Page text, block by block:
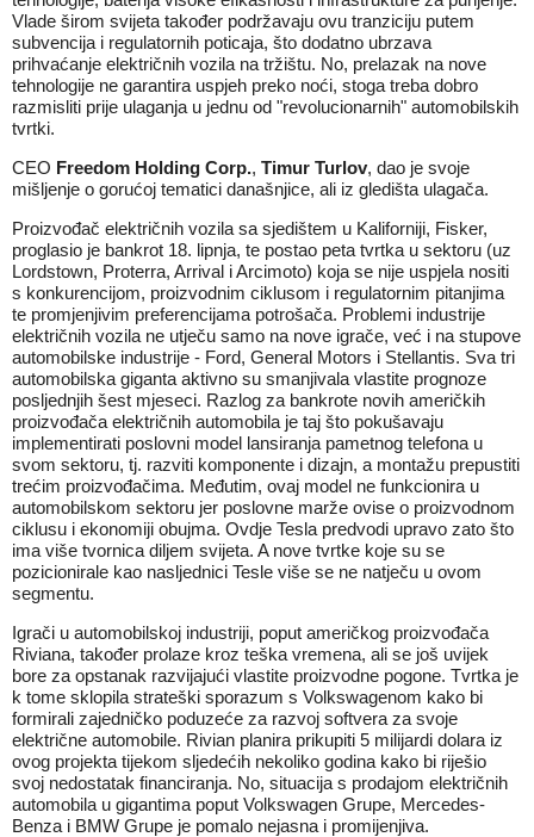
Vlade širom svijeta također podržavaju ovu tranziciju putem
subvencija i regulatornih poticaja, što dodatno ubrzava
prihvaćanje električnih vozila na tržištu. No, prelazak na nove
tehnologije ne garantira uspjeh preko noći, stoga treba dobro
razmisliti prije ulaganja u jednu od "revolucionarnih" automobilskih
tvrtki.
CEO Freedom Holding Corp., Timur Turlov, dao je svoje
mišljenje o gorućoj tematici današnjice, ali iz gledišta ulagača.
Proizvođač električnih vozila sa sjedištem u Kaliforniji, Fisker,
proglasio je bankrot 18. lipnja, te postao peta tvrtka u sektoru (uz
Lordstown, Proterra, Arrival i Arcimoto) koja se nije uspjela nositi
s konkurencijom, proizvodnim ciklusom i regulatornim pitanjima
te promjenjivim preferencijama potrošača. Problemi industrije
električnih vozila ne utječu samo na nove igrače, već i na stupove
automobilske industrije - Ford, General Motors i Stellantis. Sva tri
automobilska giganta aktivno su smanjivala vlastite prognoze
posljednjih šest mjeseci. Razlog za bankrote novih američkih
proizvođača električnih automobila je taj što pokušavaju
implementirati poslovni model lansiranja pametnog telefona u
svom sektoru, tj. razviti komponente i dizajn, a montažu prepustiti
trećim proizvođačima. Međutim, ovaj model ne funkcionira u
automobilskom sektoru jer poslovne marže ovise o proizvodnom
ciklusu i ekonomiji obujma. Ovdje Tesla predvodi upravo zato što
ima više tvornica diljem svijeta. A nove tvrtke koje su se
pozicionirale kao nasljednici Tesle više se ne natječu u ovom
segmentu.
Igrači u automobilskoj industriji, poput američkog proizvođača
Riviana, također prolaze kroz teška vremena, ali se još uvijek
bore za opstanak razvijajući vlastite proizvodne pogone. Tvrtka je
k tome sklopila strateški sporazum s Volkswagenom kako bi
formirali zajedničko poduzeće za razvoj softvera za svoje
električne automobile. Rivian planira prikupiti 5 milijardi dolara iz
ovog projekta tijekom sljedećih nekoliko godina kako bi riješio
svoj nedostatak financiranja. No, situacija s prodajom električnih
automobila u gigantima poput Volkswagen Grupe, Mercedes-
Benza i BMW Grupe je pomalo nejasna i promijenjiva.